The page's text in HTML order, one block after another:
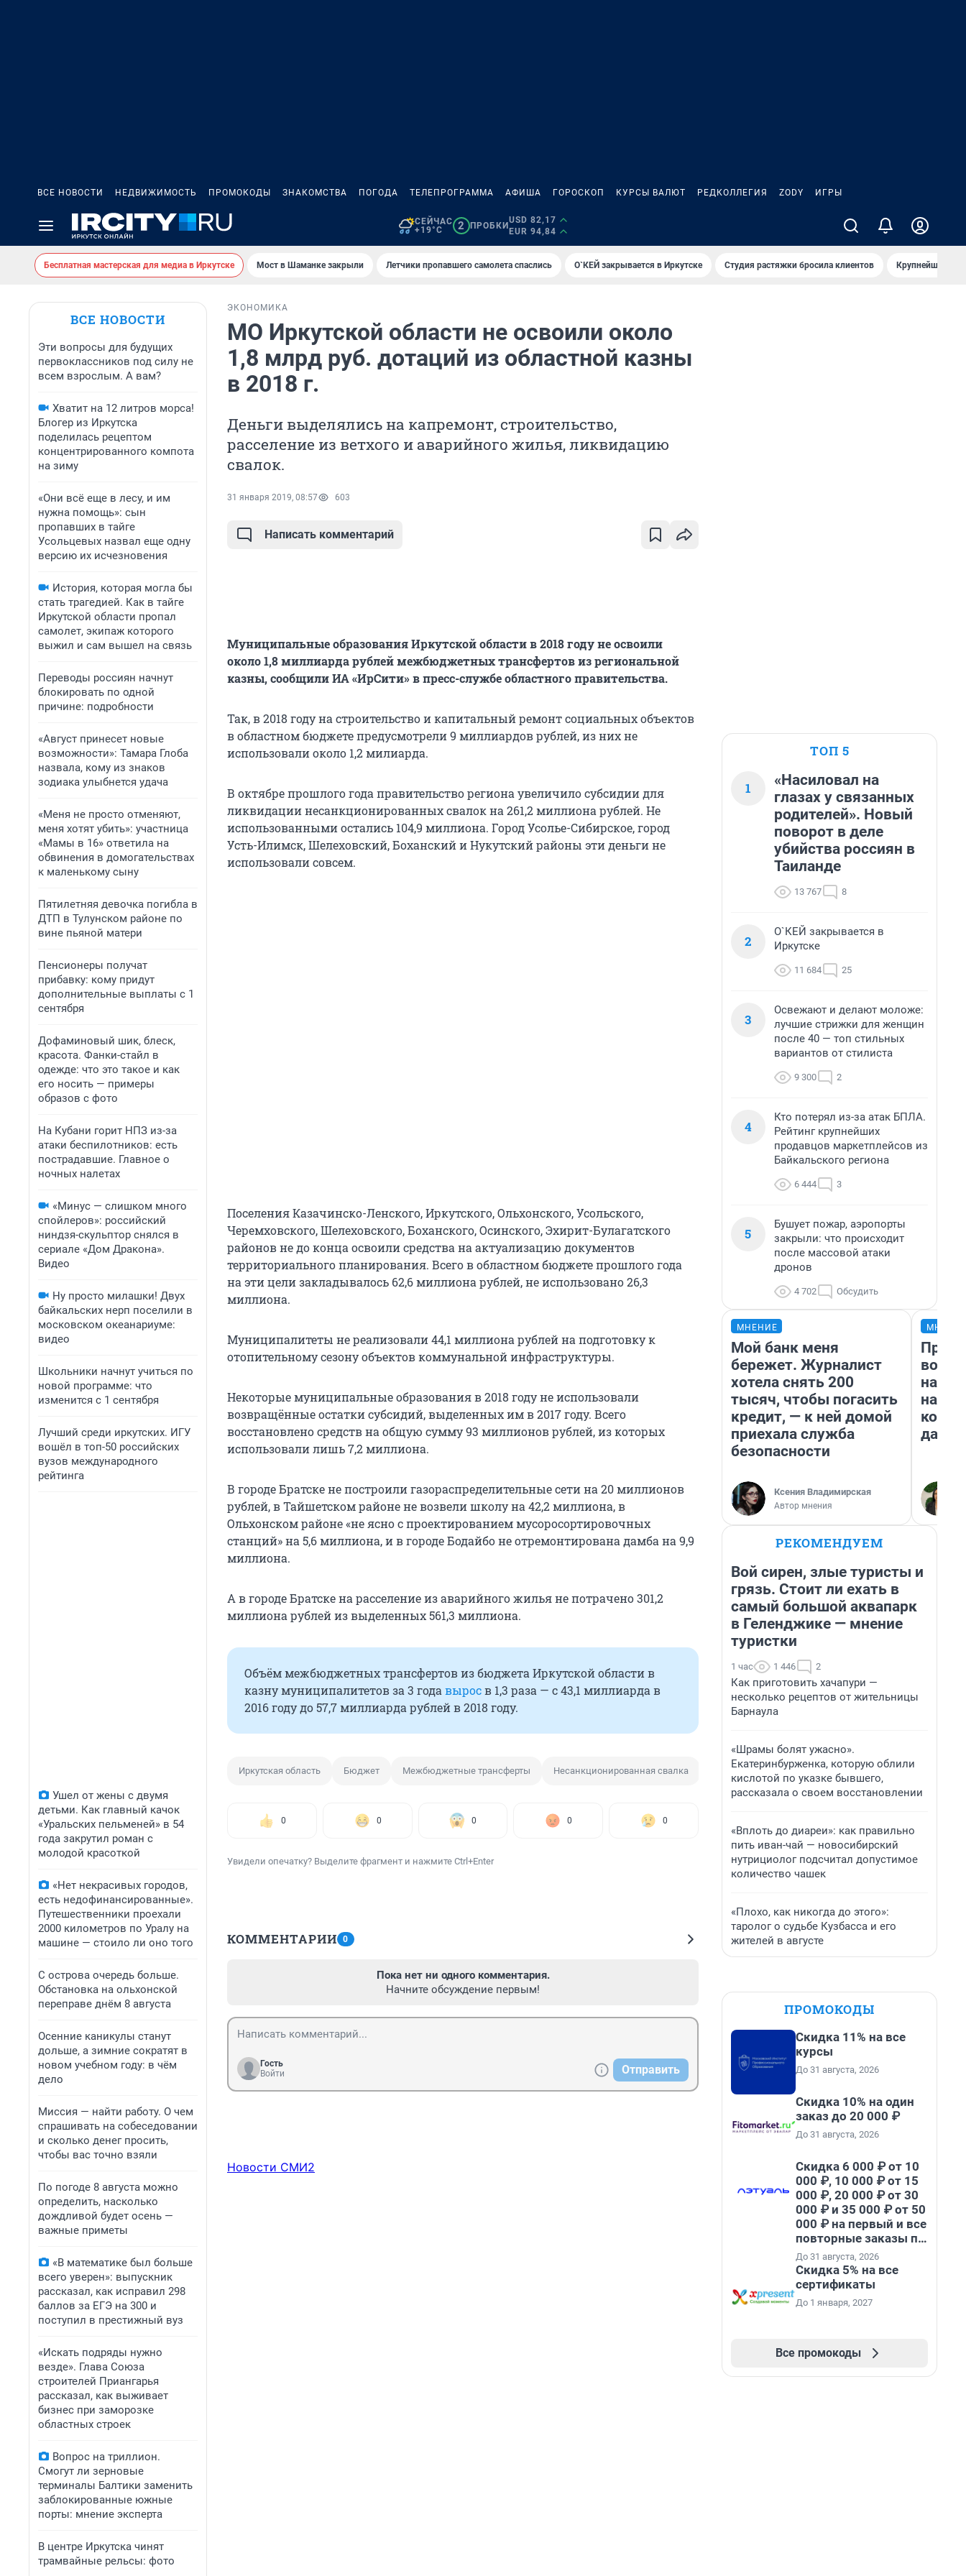
ВСЕ НОВОСТИ НЕДВИЖИМОСТЬ ПРОМОКОДЫ ЗНАКОМСТВА ПОГОДА ТЕЛЕПРОГРАММА АФИША ГОРОСКОП КУРСЫ ВАЛЮТ РЕДКОЛЛЕГИЯ ZODY ИГРЫ
СЕЙЧАС
+19°C
2 ПРОБКИ
USD 82,17
EUR 94,84
Бесплатная мастерская для медиа в Иркутске Мост в Шаманке закрыли Летчики пропавшего самолета спаслись О`КЕЙ закрывается в Иркутске Студия растяжки бросила клиентов Крупнейшие
ВСЕ НОВОСТИ
Эти вопросы для будущих
первоклассников под силу не
всем взрослым. А вам?
Хватит на 12 литров морса!
Блогер из Иркутска
поделилась рецептом
концентрированного компота
на зиму
«Они всё еще в лесу, и им
нужна помощь»: сын
пропавших в тайге
Усольцевых назвал еще одну
версию их исчезновения
История, которая могла бы
стать трагедией. Как в тайге
Иркутской области пропал
самолет, экипаж которого
выжил и сам вышел на связь
Переводы россиян начнут
блокировать по одной
причине: подробности
«Август принесет новые
возможности»: Тамара Глоба
назвала, кому из знаков
зодиака улыбнется удача
«Меня не просто отменяют,
меня хотят убить»: участница
«Мамы в 16» ответила на
обвинения в домогательствах
к маленькому сыну
Пятилетняя девочка погибла в
ДТП в Тулунском районе по
вине пьяной матери
Пенсионеры получат
прибавку: кому придут
дополнительные выплаты с 1
сентября
Дофаминовый шик, блеск,
красота. Фанки-стайл в
одежде: что это такое и как
его носить — примеры
образов с фото
На Кубани горит НПЗ из-за
атаки беспилотников: есть
пострадавшие. Главное о
ночных налетах
«Минус — слишком много
спойлеров»: российский
ниндзя-скульптор снялся в
сериале «Дом Дракона».
Видео
Ну просто милашки! Двух
байкальских нерп поселили в
московском океанариуме:
видео
Школьники начнут учиться по
новой программе: что
изменится с 1 сентября
Лучший среди иркутских. ИГУ
вошёл в топ-50 российских
вузов международного
рейтинга
Ушел от жены с двумя
детьми. Как главный качок
«Уральских пельменей» в 54
года закрутил роман с
молодой красоткой
«Нет некрасивых городов,
есть недофинансированные».
Путешественники проехали
2000 километров по Уралу на
машине — стоило ли оно того
С острова очередь больше.
Обстановка на ольхонской
переправе днём 8 августа
Осенние каникулы станут
дольше, а зимние сократят в
новом учебном году: в чём
дело
Миссия — найти работу. О чем
спрашивать на собеседовании
и сколько денег просить,
чтобы вас точно взяли
По погоде 8 августа можно
определить, насколько
дождливой будет осень —
важные приметы
«В математике был больше
всего уверен»: выпускник
рассказал, как исправил 298
баллов за ЕГЭ на 300 и
поступил в престижный вуз
«Искать подряды нужно
везде». Глава Союза
строителей Приангарья
рассказал, как выживает
бизнес при заморозке
областных строек
Вопрос на триллион.
Смогут ли зерновые
терминалы Балтики заменить
заблокированные южные
порты: мнение эксперта
В центре Иркутска чинят
трамвайные рельсы: фото
ЭКОНОМИКА
МО Иркутской области не освоили около
1,8 млрд руб. дотаций из областной казны
в 2018 г.
Деньги выделялись на капремонт, строительство,
расселение из ветхого и аварийного жилья, ликвидацию
свалок.
31 января 2019, 08:57 603
Написать комментарий
Муниципальные образования Иркутской области в 2018 году не освоили
около 1,8 миллиарда рублей межбюджетных трансфертов из региональной
казны, сообщили ИА «ИрСити» в пресс-службе областного правительства.
Так, в 2018 году на строительство и капитальный ремонт социальных объектов
в областном бюджете предусмотрели 9 миллиардов рублей, из них не
использовали около 1,2 милиарда.
В октябре прошлого года правительство региона увеличило субсидии для
ликвидации несанкционированных свалок на 261,2 миллиона рублей. Не
использованными остались 104,9 миллиона. Город Усолье-Сибирское, город
Усть-Илимск, Шелеховский, Боханский и Нукутский районы эти деньги не
использовали совсем.
Поселения Казачинско-Ленского, Иркутского, Ольхонского, Усольского,
Черемховского, Шелеховского, Боханского, Осинского, Эхирит-Булагатского
районов не до конца освоили средства на актуализацию документов
территориального планирования. Всего в областном бюджете прошлого года
на эти цели закладывалось 62,6 миллиона рублей, не использовано 26,3
миллиона.
Муниципалитеты не реализовали 44,1 миллиона рублей на подготовку к
отопительному сезону объектов коммунальной инфраструктуры.
Некоторые муниципальные образования в 2018 году не использовали
возвращённые остатки субсидий, выделенных им в 2017 году. Всего
восстановлено средств на общую сумму 93 миллионов рублей, из которых
использовали лишь 7,2 миллиона.
В городе Братске не построили газораспределительные сети на 20 миллионов
рублей, в Тайшетском районе не возвели школу на 42,2 миллиона, в
Ольхонском районе «не ясно с проектированием мусоросортировочных
станций» на 5,6 миллиона, и в городе Бодайбо не отремонтирована дамба на 9,9
миллиона.
А в городе Братске на расселение из аварийного жилья не потрачено 301,2
миллиона рублей из выделенных 561,3 миллиона.
Объём межбюджетных трансфертов из бюджета Иркутской области в
казну муниципалитетов за 3 года выросв 1,3 раза — с 43,1 миллиарда в
2016 году до 57,7 миллиарда рублей в 2018 году.
Иркутская область Бюджет Межбюджетные трансферты Несанкционированная свалка Расселение Муниципалитет
0 0 0 0 0
Увидели опечатку? Выделите фрагмент и нажмите Ctrl+Enter
КОММЕНТАРИИ 0
Пока нет ни одного комментария.
Начните обсуждение первым!
Гость
Войти
Отправить
Новости СМИ2
ТОП 5
1
«Насиловал на
глазах у связанных
родителей». Новый
поворот в деле
убийства россиян в
Таиланде
13 767 8
2
О`КЕЙ закрывается в
Иркутске
11 684 25
3
Освежают и делают моложе:
лучшие стрижки для женщин
после 40 — топ стильных
вариантов от стилиста
9 300 2
4
Кто потерял из-за атак БПЛА.
Рейтинг крупнейших
продавцов маркетплейсов из
Байкальского региона
6 444 3
5
Бушует пожар, аэропорты
закрыли: что происходит
после массовой атаки
дронов
4 702 Обсудить
МНЕНИЕ
Мой банк меня
бережет. Журналист
хотела снять 200
тысяч, чтобы погасить
кредит, — к ней домой
приехала служба
безопасности
Ксения Владимирская
Автор мнения
нам
даже
РЕКОМЕНДУЕМ
Вой сирен, злые туристы и
грязь. Стоит ли ехать в
самый большой аквапарк
в Геленджике — мнение
туристки
1 час 1 446 2
Как приготовить хачапури —
несколько рецептов от жительницы
Барнаула
«Шрамы болят ужасно».
Екатеринбурженка, которую облили
кислотой по указке бывшего,
рассказала о своем восстановлении
«Вплоть до диареи»: как правильно
пить иван-чай — новосибирский
нутрициолог подсчитал допустимое
количество чашек
«Плохо, как никогда до этого»:
таролог о судьбе Кузбасса и его
жителей в августе
ПРОМОКОДЫ
Скидка 11% на все
курсы
До 31 августа, 2026
Скидка 10% на один
заказ до 20 000 ₽
До 31 августа, 2026
Скидка 6 000 ₽ от 10
000 ₽, 10 000 ₽ от 15
000 ₽, 20 000 ₽ от 30
000 ₽ и 35 000 ₽ от 50
000 ₽ на первый и все
повторные заказы по
промокоду НАБЕРИ
До 31 августа, 2026
Скидка 5% на все
сертификаты
До 1 января, 2027
Все промокоды